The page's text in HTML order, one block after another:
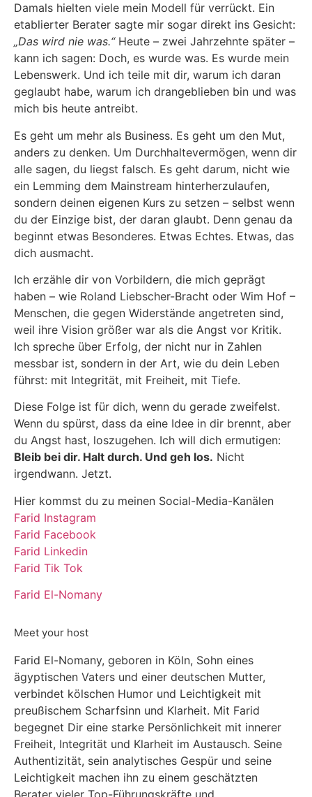
Damals hielten viele mein Modell für verrückt. Ein
etablierter Berater sagte mir sogar direkt ins Gesicht:
„Das wird nie was.“Heute – zwei Jahrzehnte später –
kann ich sagen: Doch, es wurde was. Es wurde mein
Lebenswerk. Und ich teile mit dir, warum ich daran
geglaubt habe, warum ich drangeblieben bin und was
mich bis heute antreibt.
Es geht um mehr als Business. Es geht um den Mut,
anders zu denken. Um Durchhaltevermögen, wenn dir
alle sagen, du liegst falsch. Es geht darum, nicht wie
ein Lemming dem Mainstream hinterherzulaufen,
sondern deinen eigenen Kurs zu setzen – selbst wenn
du der Einzige bist, der daran glaubt. Denn genau da
beginnt etwas Besonderes. Etwas Echtes. Etwas, das
dich ausmacht.
Ich erzähle dir von Vorbildern, die mich geprägt
haben – wie Roland Liebscher-Bracht oder Wim Hof –
Menschen, die gegen Widerstände angetreten sind,
weil ihre Vision größer war als die Angst vor Kritik.
Ich spreche über Erfolg, der nicht nur in Zahlen
messbar ist, sondern in der Art, wie du dein Leben
führst: mit Integrität, mit Freiheit, mit Tiefe.
Diese Folge ist für dich, wenn du gerade zweifelst.
Wenn du spürst, dass da eine Idee in dir brennt, aber
du Angst hast, loszugehen. Ich will dich ermutigen:
Bleib bei dir. Halt durch. Und geh los. Nicht
irgendwann. Jetzt.
Hier kommst du zu meinen Social-Media-Kanälen
Farid Instagram
Farid Facebook
Farid Linkedin
Farid Tik Tok
Farid El-Nomany
Meet your host
Farid El-Nomany, geboren in Köln, Sohn eines
ägyptischen Vaters und einer deutschen Mutter,
verbindet kölschen Humor und Leichtigkeit mit
preußischem Scharfsinn und Klarheit. Mit Farid
begegnet Dir eine starke Persönlichkeit mit innerer
Freiheit, Integrität und Klarheit im Austausch. Seine
Authentizität, sein analytisches Gespür und seine
Leichtigkeit machen ihn zu einem geschätzten
Berater vieler Top-Führungskräfte und